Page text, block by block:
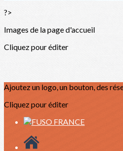
?>
Images de la page d'accueil
Cliquez pour éditer
Ajoutez un logo, un bouton, des
Cliquez pour éditer